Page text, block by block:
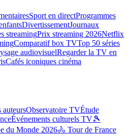
Sport en directProgrammes
DivertissementJournaux
streamingPrix streaming 2026Netflix
Comparatif box TVTop 50 séries
audiovisuelRegarder la TV en
Cafés iconiques cinéma
auteursObservatoire TVÉtude
Événements culturels TV🎾
du Monde 2026🚴 Tour de France